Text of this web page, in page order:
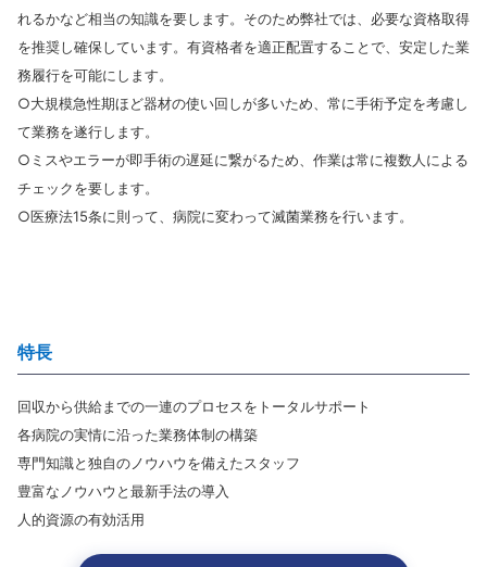
れるかなど相当の知識を要します。そのため弊社では、必要な資格取得
を推奨し確保しています。有資格者を適正配置することで、安定した業
務履行を可能にします。
○大規模急性期ほど器材の使い回しが多いため、常に手術予定を考慮し
て業務を遂行します。
○ミスやエラーが即手術の遅延に繋がるため、作業は常に複数人による
チェックを要します。
○医療法15条に則って、病院に変わって滅菌業務を行います。
特長
回収から供給までの一連のプロセスをトータルサポート
各病院の実情に沿った業務体制の構築
専門知識と独自のノウハウを備えたスタッフ
豊富なノウハウと最新手法の導入
人的資源の有効活用